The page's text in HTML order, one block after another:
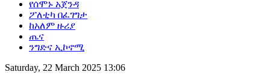
የሰሞኑ አጀንዳ
ፖለቲካ በፈገግታ
ከአለም ዙሪያ
ጤና
ንግድና ኢኮኖሚ
Saturday, 22 March 2025 13:06